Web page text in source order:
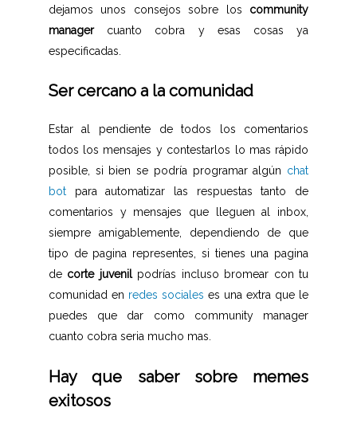
dejamos unos consejos sobre los community
managercuanto cobra y esas cosas ya
especificadas.
Ser cercano a la comunidad
Estar al pendiente de todos los comentarios
todos los mensajes y contestarlos lo mas rápido
posible, si bien se podría programar algún chat
bot para automatizar las respuestas tanto de
comentarios y mensajes que lleguen al inbox,
siempre amigablemente, dependiendo de que
tipo de pagina representes, si tienes una pagina
de corte juvenil podrías incluso bromear con tu
comunidad en redes sociales es una extra que le
puedes que dar como community manager
cuanto cobra seria mucho mas.
Hay que saber sobre memes
exitosos